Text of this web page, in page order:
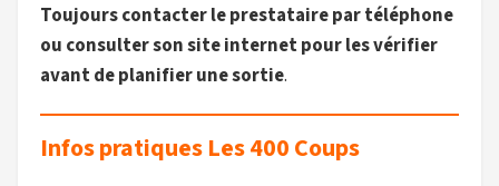
Toujours contacter le prestataire par téléphone
ou consulter son site internet pour les vérifier
avant de planifier une sortie.
Infos pratiques Les 400 Coups